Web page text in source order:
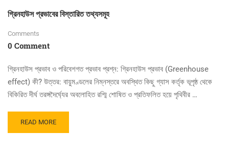
এর
ক্ষতিকর
প্রভাব
ওজোন
স্তর
ক্ষয়ের
প্রভাবের
গ্রিনহাউস প্রভাবের বিস্তারিত তথ্যসমূহ
Comments
0 Comment
গ্রিনহাউস প্রভাব ও পরিবেশগত প্রভাব প্রশ্ন: গ্রিনহাউস প্রভাব (Greenhouse
effect) কী? উত্তর: বায়ুমণ্ডলের নিম্নস্তরে অবস্থিত কিছু গ্যাস কর্তৃক ভূপৃষ্ঠ থেকে
বিকিরিত দীর্ঘ তরঙ্গদৈর্ঘ্যের অবলোহিত রশ্মি শোষিত ও প্রতিফলিত হয়ে পৃথিবীর …
READ
MORE
READ MORE